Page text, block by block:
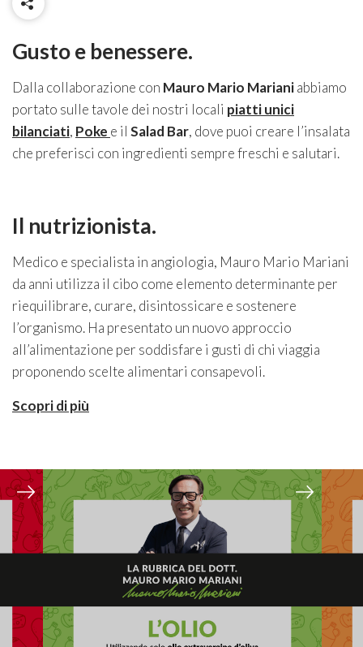
Gusto e benessere.
Dalla collaborazione con Mauro Mario Marianiabbiamo
portato sulle tavole dei nostri locali piatti unici
bilanciati, Poke e il Salad Bar, dove puoi creare l’insalata
che preferisci con ingredienti sempre freschi e salutari.
Il nutrizionista.
Medico e specialista in angiologia, Mauro Mario Mariani
da anni utilizza il cibo come elemento determinante per
riequilibrare, curare, disintossicare e sostenere
l’organismo. Ha presentato un nuovo approccio
all’alimentazione per soddisfare i gusti di chi viaggia
proponendo scelte alimentari consapevoli.
Scopri di più